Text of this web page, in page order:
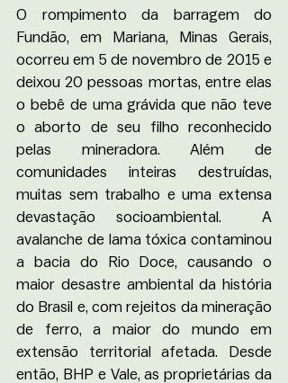
O rompimento da barragem do
Fundão, em Mariana, Minas Gerais,
ocorreu em 5 de novembro de 2015 e
deixou 20 pessoas mortas, entre elas
o bebê de uma grávida que não teve
o aborto de seu filho reconhecido
pelas mineradora. Além de
comunidades inteiras destruídas,
muitas sem trabalho e uma extensa
devastação socioambiental.  A
avalanche de lama tóxica contaminou
a bacia do Rio Doce, causando o
maior desastre ambiental da história
do Brasil e, com rejeitos da mineração
de ferro, a maior do mundo em
extensão territorial afetada. Desde
então, BHP e Vale, as proprietárias da